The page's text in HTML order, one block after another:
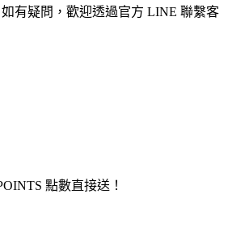
有疑問，歡迎透過官方 LINE 聯繫客
點數直接送！